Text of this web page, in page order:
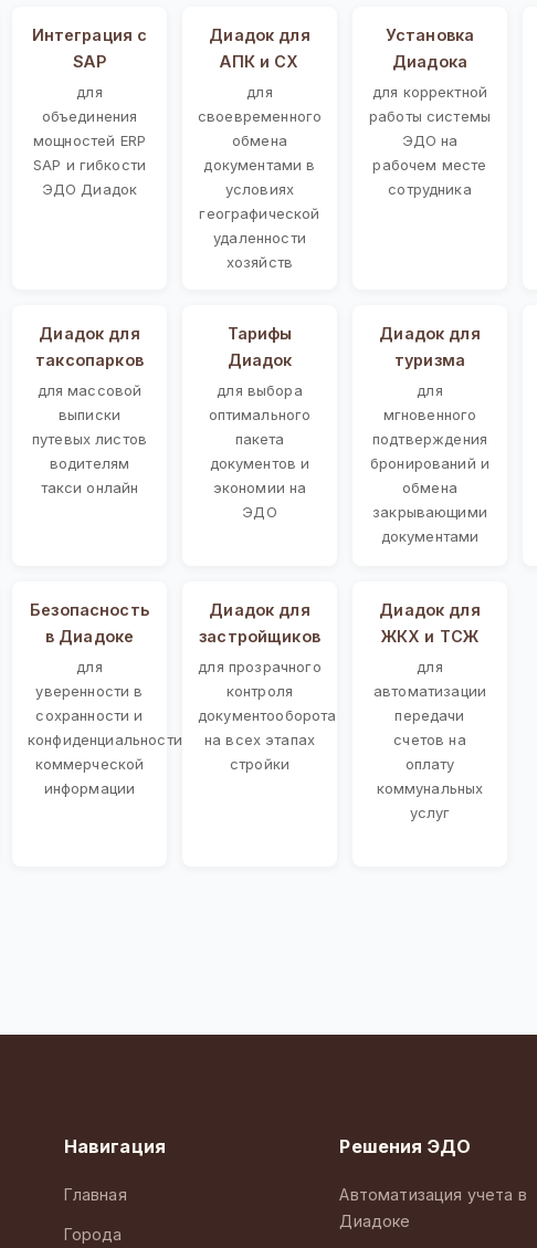
Интеграция с
SAP
для
объединения
мощностей ERP
SAP и гибкости
ЭДО Диадок
Диадок для
АПК и СХ
для
своевременного
обмена
документами в
условиях
географической
удаленности
хозяйств
Установка
Диадока
для корректной
работы системы
ЭДО на
рабочем месте
сотрудника
Диадок для
таксопарков
для массовой
выписки
путевых листов
водителям
такси онлайн
Тарифы
Диадок
для выбора
оптимального
пакета
документов и
экономии на
ЭДО
Диадок для
туризма
для
мгновенного
подтверждения
бронирований и
обмена
закрывающими
документами
Безопасность
в Диадоке
для
уверенности в
сохранности и
конфиденциальности
коммерческой
информации
Диадок для
застройщиков
для прозрачного
контроля
документооборота
на всех этапах
стройки
Диадок для
ЖКХ и ТСЖ
для
автоматизации
передачи
счетов на
оплату
коммунальных
услуг
Навигация
Главная
Города
Решения ЭДО
Автоматизация учета в
Диадоке